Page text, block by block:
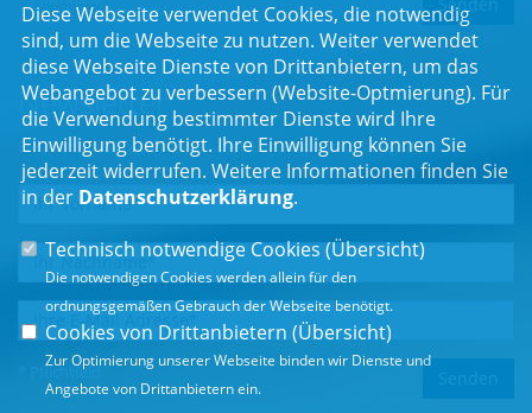
Newsletter
Erhalten Sie Neuigkeiten aus dem Landtag und der Region.
* Pflichtfeld
Diese Webseite verwendet Cookies, die notwendig
sind, um die Webseite zu nutzen. Weiter verwendet
diese Webseite Dienste von Drittanbietern, um das
Webangebot zu verbessern (Website-Optmierung). Für
die Verwendung bestimmter Dienste wird Ihre
Einwilligung benötigt. Ihre Einwilligung können Sie
jederzeit widerrufen. Weitere Informationen finden Sie
in der Datenschutzerklärung.
Technisch notwendige Cookies (Übersicht)
Die notwendigen Cookies werden allein für den
ordnungsgemäßen Gebrauch der Webseite benötigt.
Cookies von Drittanbietern (Übersicht)
Zur Optimierung unserer Webseite binden wir Dienste und
Angebote von Drittanbietern ein.